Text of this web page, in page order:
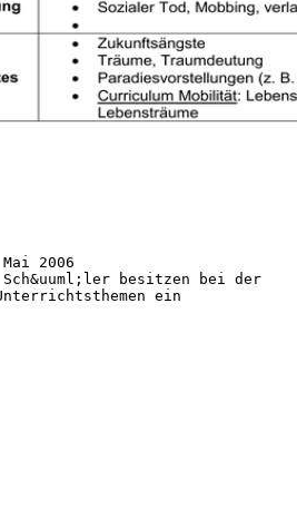
2006
Sch&uuml;ler besitzen bei der
ein